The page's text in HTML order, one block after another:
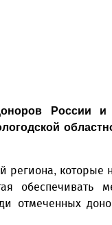
России и
региона, которые
обеспечивать
отмеченных